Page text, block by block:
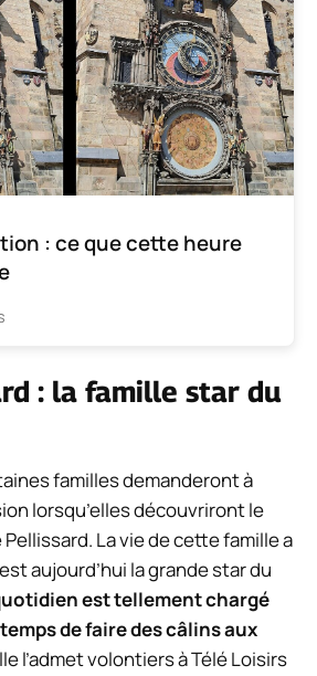
: ce que cette heure
: la famille star du
familles demanderont à
lorsqu’elles découvriront le
La vie de cette famille a
aujourd’hui la grande star du
est tellement chargé
temps de faire des câlins aux
l’admet volontiers à Télé Loisirs